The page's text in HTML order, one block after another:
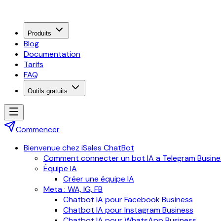
Produits
Blog
Documentation
Tarifs
FAQ
Outils gratuits
Commencer
Bienvenue chez iSales ChatBot
Comment connecter un bot IA a Telegram
Équipe IA
Créer une équipe IA
Meta : WA, IG, FB
Chatbot IA pour Facebook Business
Chatbot IA pour Instagram Business